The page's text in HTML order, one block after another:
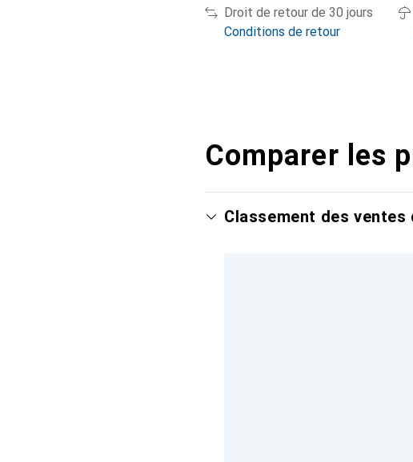
Droit de retour de 30 jours
Conditions de retour
Comparer les
Classement des